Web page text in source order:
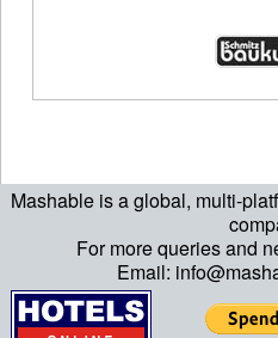
Mashable is a global, multi-
For more queries and
Email: